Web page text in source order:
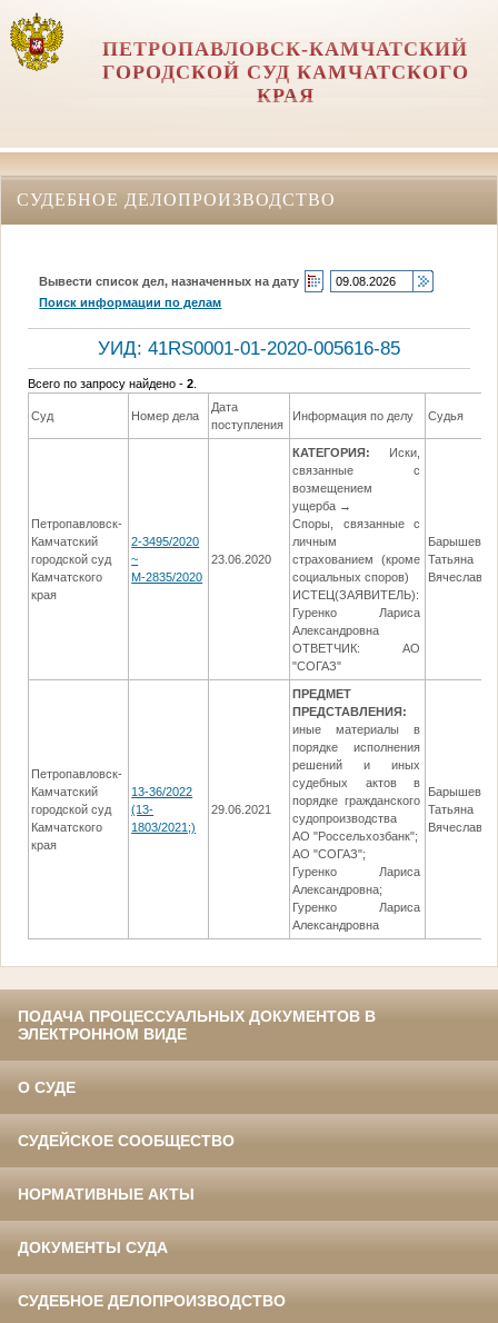
ПЕТРОПАВЛОВСК-КАМЧАТСКИЙ
ГОРОДСКОЙ СУД КАМЧАТСКОГО
КРАЯ
СУДЕБНОЕ ДЕЛОПРОИЗВОДСТВО
Вывести список дел, назначенных на дату
Поиск информации по делам
УИД: 41RS0001-01-2020-005616-85
Всего по запросу найдено -2
Суд Номер дела
Дата
поступления
Информация по делу Судья
Петропавловск-
Камчатский
городской суд
Камчатского
края
2-3495/2020
~
М-2835/2020
23.06.2020
КАТЕГОРИЯ:
Иски,
связанные с
возмещением
ущерба →
Споры, связанные с
личным
страхованием (кроме
социальных споров)
ИСТЕЦ(ЗАЯВИТЕЛЬ):
Гуренко Лариса
Александровна
ОТВЕТЧИК: АО
"СОГАЗ"
Барышева
Татьяна
Петропавловск-
Камчатский
городской суд
Камчатского
края
13-36/2022
(13-
1803/2021;)
29.06.2021
ПРЕДМЕТ
ПРЕДСТАВЛЕНИЯ:
иные материалы в
порядке исполнения
решений и иных
судебных актов в
порядке гражданского
судопроизводства
АО "Россельхозбанк";
АО "СОГАЗ";
Гуренко Лариса
Александровна;
Гуренко Лариса
Александровна
Барышева
Татьяна
ПОДАЧА ПРОЦЕССУАЛЬНЫХ ДОКУМЕНТОВ В
ЭЛЕКТРОННОМ ВИДЕ
О СУДЕ
СУДЕЙСКОЕ СООБЩЕСТВО
НОРМАТИВНЫЕ АКТЫ
ДОКУМЕНТЫ СУДА
СУДЕБНОЕ ДЕЛОПРОИЗВОДСТВО